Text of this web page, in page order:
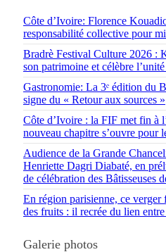
Côte d’Ivoire: Florence
responsabilité collective pour
Bradrè Festival Culture 2026 :
son patrimoine et célèbre
Gastronomie: La 3ᵉ édition du
signe du « Retour aux sources »
Côte d’Ivoire : la FIF met fin à
nouveau chapitre s’ouvre pour
Audience de la Grande
Henriette Dagri Diabaté, en
de célébration des Bâtisseuses
En région parisienne, ce
des fruits : il recrée du lien
Galerie photos